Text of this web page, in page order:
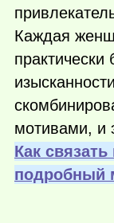
Каждая
практически
мотивами, и
Как
подробный